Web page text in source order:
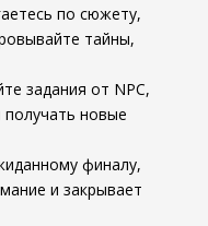
по сюжету,
тайны,
задания от NPC,
новые
финалу,
и закрывает